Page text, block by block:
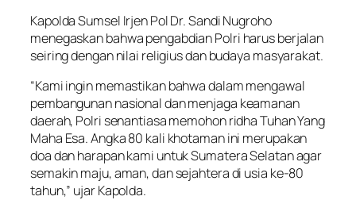
Kapolda Sumsel Irjen Pol Dr. Sandi Nugroho
menegaskan bahwa pengabdian Polri harus berjalan
seiring dengan nilai religius dan budaya masyarakat.
“Kami ingin memastikan bahwa dalam mengawal
pembangunan nasional dan menjaga keamanan
daerah, Polri senantiasa memohon ridha Tuhan Yang
Maha Esa. Angka 80 kali khotaman ini merupakan
doa dan harapan kami untuk Sumatera Selatan agar
semakin maju, aman, dan sejahtera di usia ke-80
tahun,” ujar Kapolda.